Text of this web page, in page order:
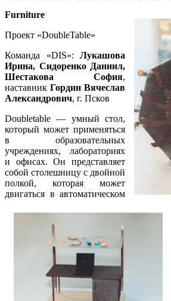
Furniture
Проект «DoubleTable»
Команда «DIS»: Лукашова
Ирина, Сидоренко Даниил,
Шестакова София,
наставник Гордин Вячеслав
Александрович, г. Псков
Doubletable — умный стол,
который может применяться
в образовательных
учреждениях, лабораториях
и офисах. Он представляет
собой столешницу с двойной
полкой, которая может
двигаться в автоматическом